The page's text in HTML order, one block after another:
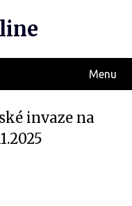
Menu
invaze na